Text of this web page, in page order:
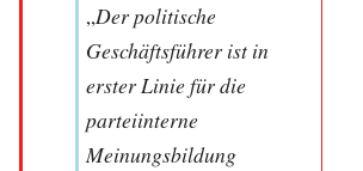
„Der politische
Geschäftsführer ist in
erster Linie für die
parteiinterne
Meinungsbildung